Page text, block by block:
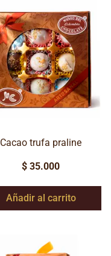
Cacao trufa praline
$ 35.000
Añadir al carrito